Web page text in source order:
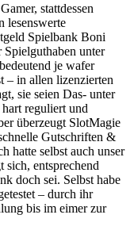
stattdessen
lesenswerte
Spielbank Boni
unter
je wafer
– in allen lizenzierten
sie seien Das- unter
reguliert und
überzeugt SlotMagie
Gutschriften &
hatte selbst auch unser
sich, entsprechend
doch sei. Selbst habe
– durch ihr
bis im eimer zur